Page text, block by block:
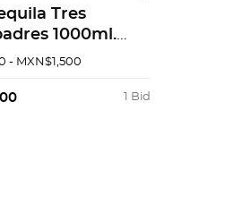
Tres
1000ml.
- MXN$1,500
1 Bid